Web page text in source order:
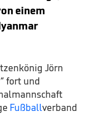
einem
Jörn
fort und
Fußballverband